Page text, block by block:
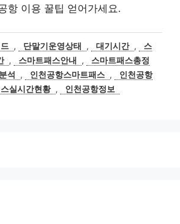
항 이용 꿀팁 얻어가세요.
, 단말기운영상태 , 대기시간 ,
스
, 스마트패스안내 ,
스마트패스총정
석 , 인천공항스마트패스 ,
인천공항
실시간현황 , 인천공항정보